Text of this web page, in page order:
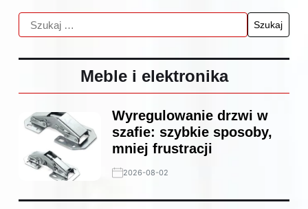
Meble i elektronika
Wyregulowanie drzwi w
szafie: szybkie sposoby,
mniej frustracji
2026-08-02